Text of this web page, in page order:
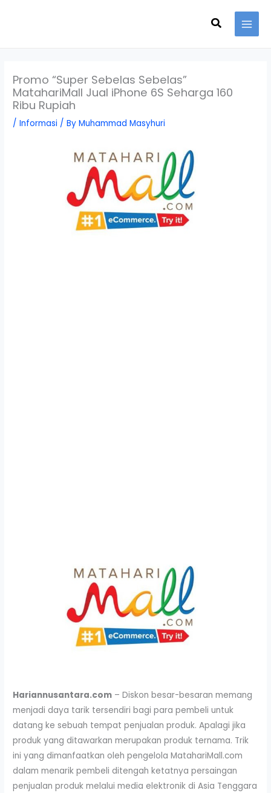
Search
Promo “Super Sebelas Sebelas”
MatahariMall Jual iPhone 6S Seharga 160
Ribu Rupiah
/Informasi / ByMuhammad Masyhuri
Hariannusantara.com – Diskon besar-besaran memang
menjadi daya tarik tersendiri bagi para pembeli untuk
datang ke sebuah tempat penjualan produk. Apalagi jika
produk yang ditawarkan merupakan produk ternama. Trik
ini yang dimanfaatkan oleh pengelola MatahariMall.com
dalam menarik pembeli ditengah ketatnya persaingan
penjualan produk melalui media elektronik di Asia Tenggara